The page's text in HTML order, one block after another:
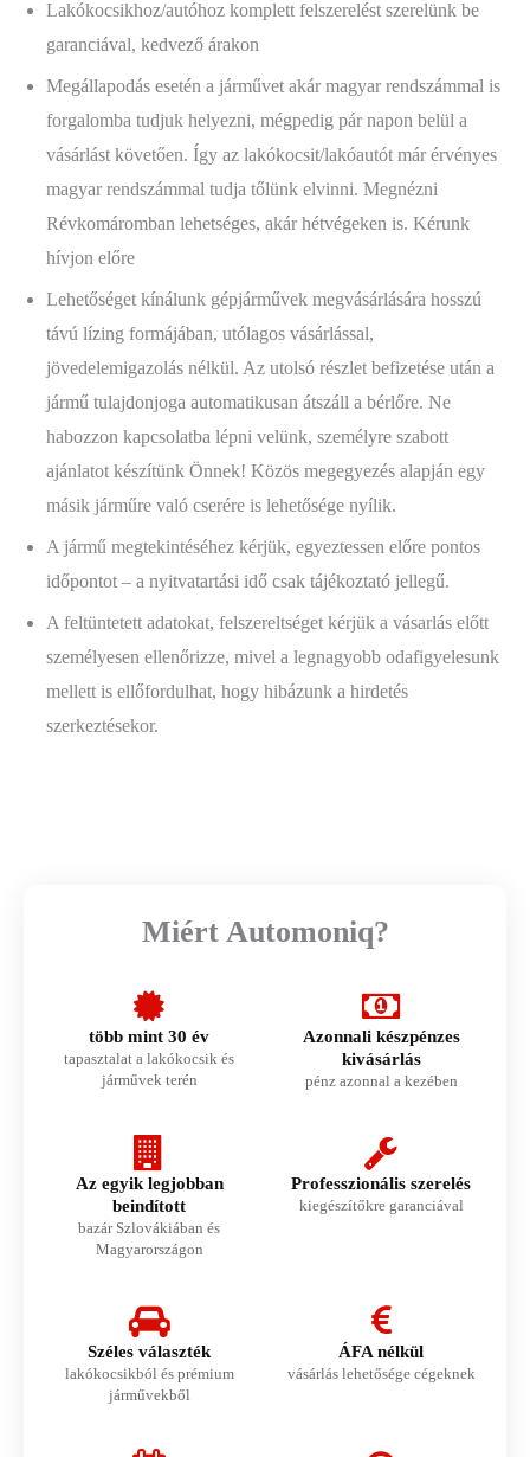
Lakókocsikhoz/autóhoz komplett felszerelést szerelünk be
garanciával, kedvező árakon
Megállapodás esetén a járművet akár magyar rendszámmal is
forgalomba tudjuk helyezni, mégpedig pár napon belül a
vásárlást követően. Így az lakókocsit/lakóautót már érvényes
magyar rendszámmal tudja tőlünk elvinni. Megnézni
Révkomáromban lehetséges, akár hétvégeken is. Kérunk
hívjon előre
Lehetőséget kínálunk gépjárművek megvásárlására hosszú
távú lízing formájában, utólagos vásárlással,
jövedelemigazolás nélkül. Az utolsó részlet befizetése után a
jármű tulajdonjoga automatikusan átszáll a bérlőre. Ne
habozzon kapcsolatba lépni velünk, személyre szabott
ajánlatot készítünk Önnek! Közös megegyezés alapján egy
másik járműre való cserére is lehetősége nyílik.
A jármű megtekintéséhez kérjük, egyeztessen előre pontos
időpontot – a nyitvatartási idő csak tájékoztató jellegű.
A feltüntetett adatokat, felszereltséget kérjük a vásarlás előtt
személyesen ellenőrizze, mivel a legnagyobb odafigyelesunk
mellett is ellőfordulhat, hogy hibázunk a hirdetés
szerkeztésekor.
Miért Automoniq?
több mint 30 év
tapasztalat a lakókocsik és
járművek terén
Azonnali készpénzes
kivásárlás
pénz azonnal a kezében
Az egyik legjobban
beindított
bazár Szlovákiában és
Magyarországon
Professzionális szerelés
kiegészítőkre garanciával
Széles választék
lakókocsikból és prémium
járművekből
ÁFA nélkül
vásárlás lehetősége cégeknek